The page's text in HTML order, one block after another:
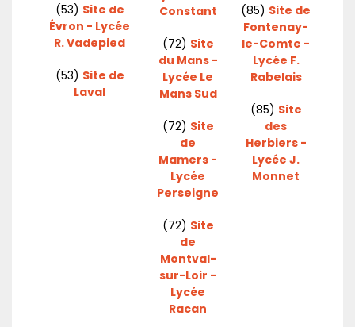
(53) Site de
Évron - Lycée
R. Vadepied
(53) Site de
Laval
Constant
(72) Site
du Mans -
Lycée Le
Mans Sud
(72) Site
de
Mamers -
Lycée
Perseigne
(72) Site
de
Montval-
sur-Loir -
Lycée
Racan
(85) Site de
Fontenay-
le-Comte -
Lycée F.
Rabelais
(85) Site
des
Herbiers -
Lycée J.
Monnet